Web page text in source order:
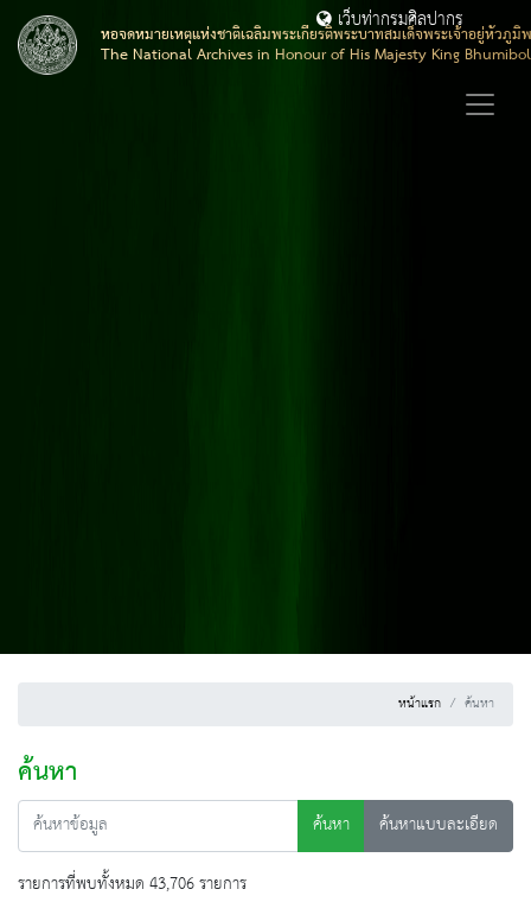
หอจดหมายเหตุแห่งชาติเฉลิมพระเกียรติพระบาทสมเด็จพระเจ้าอยู่หัวภูมิ
The National Archives in Honour of His Majesty King
เว็บท่ากรมศิลปากร
หน้าแรก ค้นหา
ค้นหา
ค้นหา
ค้นหาแบบละเอียด
รายการที่พบทั้งหมด 43,706 รายการ